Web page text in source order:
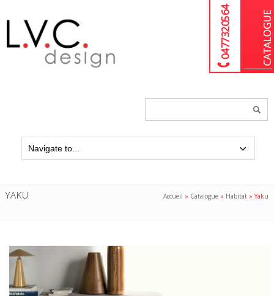
04 77 32 05 64
YAKU Accueil » Catalogue » Habitat »Yaku